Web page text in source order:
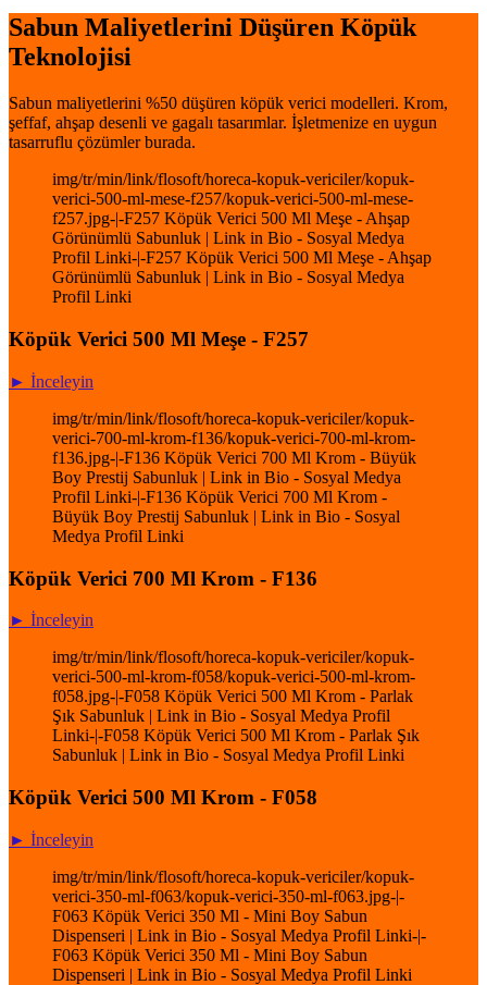
Sabun Maliyetlerini Düşüren Köpük
Teknolojisi
Sabun maliyetlerini %50 düşüren köpük verici modelleri. Krom,
şeffaf, ahşap desenli ve gagalı tasarımlar. İşletmenize en uygun
tasarruflu çözümler burada.
img/tr/min/link/flosoft/horeca-kopuk-vericiler/kopuk-
verici-500-ml-mese-f257/kopuk-verici-500-ml-mese-
f257.jpg-|-F257 Köpük Verici 500 Ml Meşe - Ahşap
Görünümlü Sabunluk | Link in Bio - Sosyal Medya
Profil Linki-|-F257 Köpük Verici 500 Ml Meşe - Ahşap
Görünümlü Sabunluk | Link in Bio - Sosyal Medya
Profil Linki
Köpük Verici 500 Ml Meşe - F257
► İnceleyin
img/tr/min/link/flosoft/horeca-kopuk-vericiler/kopuk-
verici-700-ml-krom-f136/kopuk-verici-700-ml-krom-
f136.jpg-|-F136 Köpük Verici 700 Ml Krom - Büyük
Boy Prestij Sabunluk | Link in Bio - Sosyal Medya
Profil Linki-|-F136 Köpük Verici 700 Ml Krom -
Büyük Boy Prestij Sabunluk | Link in Bio - Sosyal
Medya Profil Linki
Köpük Verici 700 Ml Krom - F136
► İnceleyin
img/tr/min/link/flosoft/horeca-kopuk-vericiler/kopuk-
verici-500-ml-krom-f058/kopuk-verici-500-ml-krom-
f058.jpg-|-F058 Köpük Verici 500 Ml Krom - Parlak
Şık Sabunluk | Link in Bio - Sosyal Medya Profil
Linki-|-F058 Köpük Verici 500 Ml Krom - Parlak Şık
Sabunluk | Link in Bio - Sosyal Medya Profil Linki
Köpük Verici 500 Ml Krom - F058
► İnceleyin
img/tr/min/link/flosoft/horeca-kopuk-vericiler/kopuk-
verici-350-ml-f063/kopuk-verici-350-ml-f063.jpg-|-
F063 Köpük Verici 350 Ml - Mini Boy Sabun
Dispenseri | Link in Bio - Sosyal Medya Profil Linki-|-
F063 Köpük Verici 350 Ml - Mini Boy Sabun
Dispenseri | Link in Bio - Sosyal Medya Profil Linki